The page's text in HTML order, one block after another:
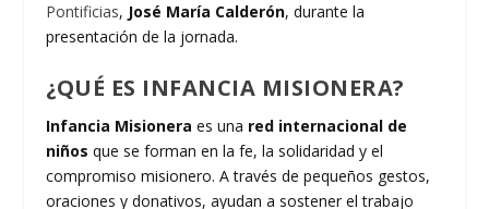
Pontificias, José María Calderón, durante la
presentación de la jornada.
¿QUÉ ES INFANCIA MISIONERA?
Infancia Misionera es una red internacional de
niños que se forman en la fe, la solidaridad y el
compromiso misionero. A través de pequeños gestos,
oraciones y donativos, ayudan a sostener el trabajo